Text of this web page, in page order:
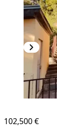
102,500 €